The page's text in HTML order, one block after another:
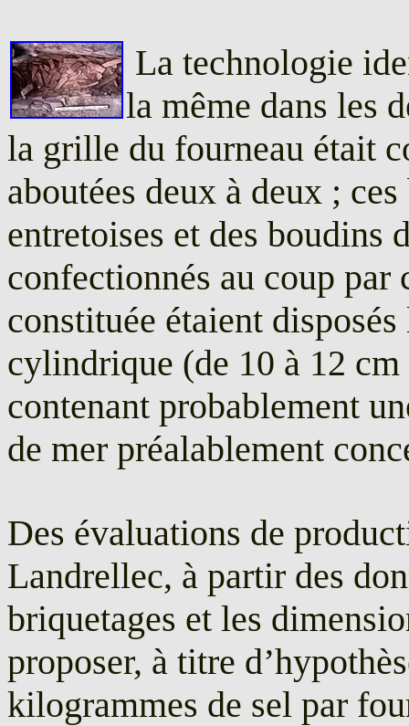
La technologie
la même dans les
la grille du fourneau était
aboutées deux à deux ;
entretoises et des boudins
confectionnés au coup
constituée étaient
cylindrique (de 10 à 12
contenant probablement
de mer préalablement
Des évaluations de
Landrellec, à partir des
briquetages et les
proposer, à titre
kilogrammes de sel par